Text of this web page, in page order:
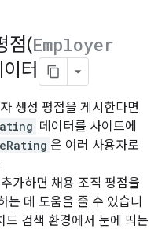
점(Employer
터
생성 평점을 게시한다면
데이터를 사이트에
은 여러 사용자로
가하면 채용 조직 평점을
는 데 도움을 줄 수 있습니
드 검색 환경에서 눈에 띄는